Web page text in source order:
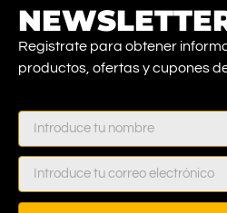
Registrate para obtener
productos, ofertas y cupones